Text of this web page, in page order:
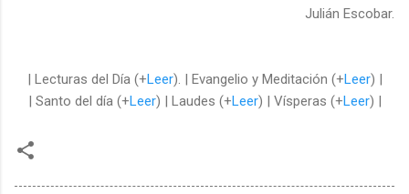
Julián Escobar.
| Lecturas del Día (+Leer). | Evangelio y Meditación (+Leer) |
| Santo del día (+Leer) | Laudes (+Leer) | Vísperas (+Leer) |